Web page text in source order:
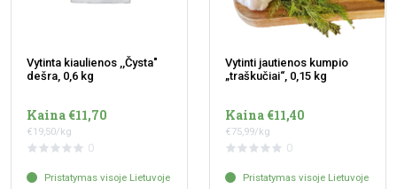
Vytinta kiaulienos ,,Čysta"
dešra, 0,6 kg
Kaina €11,70
€19,50/kg
0
Pristatymas visoje Lietuvoje
Vytinti jautienos kumpio
„traškučiai“, 0,15 kg
Kaina €11,40
€75,99/kg
0
Pristatymas visoje Lietuvoje